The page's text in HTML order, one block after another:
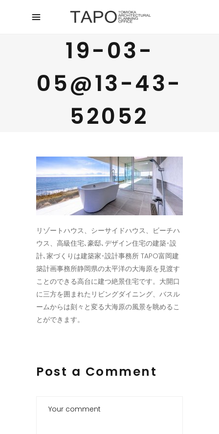
19-03-
05@13-43-
52052
リゾートハウス、シーサイドハウス、ビーチハ
ウス、高級住宅､豪邸､デザイン住宅の建築･設
計､家づくりは建築家･設計事務所 TAPO富岡建
築計画事務所静岡県の太平洋の大海原を見渡す
ことのできる高台に建つ絶景住宅です。大開口
に三方を囲まれたリビングダイニング、バスル
ームからは刻々と変る大海原の風景を眺めるこ
とができます。
Post a Comment